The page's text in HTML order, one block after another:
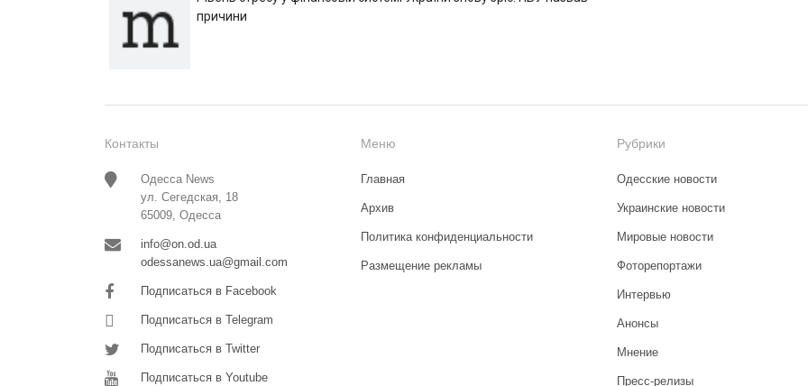
причини
Контакты
Одесса News
ул. Сегедская, 18
65009, Одесса
info@on.od.ua
odessanews.ua@gmail.com
Подписаться в Facebook
Подписаться в Telegram
Подписаться в Twitter
Подписаться в Youtube
Меню
Главная
Архив
Политика конфиденциальности
Размещение рекламы
Рубрики
Одесские новости
Украинские новости
Мировые новости
Фоторепортажи
Интервью
Анонсы
Мнение
Пресс-релизы